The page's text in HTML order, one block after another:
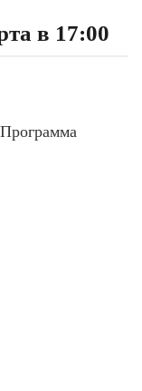
в 17:00
Программа